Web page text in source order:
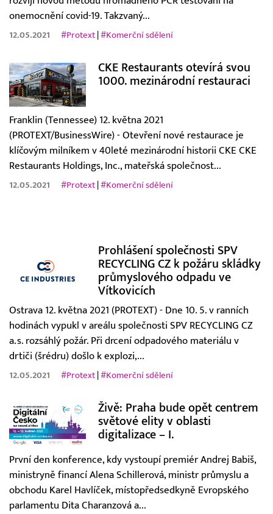
onemocnění covid-19. Takzvaný...
12.05.2021 #Protext| #Komerční sdělení
CKE Restaurants otevírá svou
1000. mezinárodní restauraci
Franklin (Tennessee) 12. května 2021
(PROTEXT/BusinessWire) - Otevření nové restaurace je
klíčovým milníkem v 40leté mezinárodní historii CKE CKE
Restaurants Holdings, Inc., mateřská společnost...
12.05.2021 #Protext| #Komerční sdělení
Prohlášení společnosti SPV
RECYCLING CZ k požáru skládky
průmyslového odpadu ve
Vítkovicích
Ostrava 12. května 2021 (PROTEXT) - Dne 10. 5. v ranních
hodinách vypukl v areálu společnosti SPV RECYCLING CZ
a.s. rozsáhlý požár. Při drcení odpadového materiálu v
drtiči (šrédru) došlo k explozi,...
12.05.2021 #Protext| #Komerční sdělení
Živě: Praha bude opět centrem
světové elity v oblasti
digitalizace – I.
První den konference, kdy vystoupí premiér Andrej Babiš,
ministryně financí Alena Schillerová, ministr průmyslu a
obchodu Karel Havlíček, místopředsedkyně Evropského
parlamentu Dita Charanzová a...